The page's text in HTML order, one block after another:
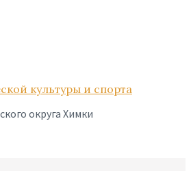
культуры и спорта
округа Химки